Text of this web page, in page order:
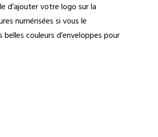
d’ajouter votre logo sur la
numérisées si vous le
couleurs d’enveloppes pour